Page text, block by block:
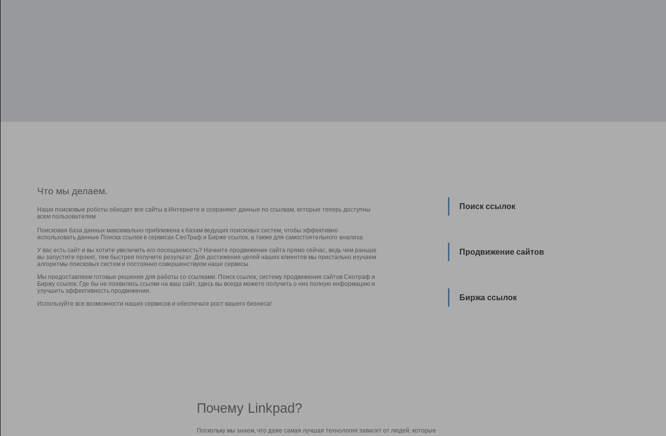
Что мы делаем.
Наши поисковые роботы обходят все сайты в Интернете и сохраняют данные по ссылкам, которые теперь доступны
всем пользователям.
Поисковая база данных максимально приближена к базам ведущих поисковых систем, чтобы эффективно
использовать данные Поиска ссылок в сервисах СеоТраф и Бирже ссылок, а также для самостоятельного анализа.
У вас есть сайт и вы хотите увеличить его посещаемость? Начните продвижение сайта прямо сейчас, ведь чем раньше
вы запустите проект, тем быстрее получите результат. Для достижения целей наших клиентов мы пристально изучаем
алгоритмы поисковых систем и постоянно совершенствуем наши сервисы.
Мы предоставляем готовые решения для работы со ссылками: Поиск ссылок, систему продвижения сайтов Сеотраф и
Биржу ссылок. Где бы не появились ссылки на ваш сайт, здесь вы всегда можете получить о них полную информацию и
улучшить эффективность продвижения.
Используйте все возможности наших сервисов и обеспечьте рост вашего бизнеса!
Поиск ссылок
Продвижение сайтов
Биржа ссылок
Почему Linkpad?
Поскольку мы знаем, что даже самая лучшая технология зависит от людей, которые